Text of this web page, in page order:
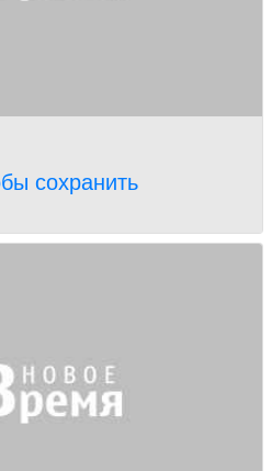
сохранить